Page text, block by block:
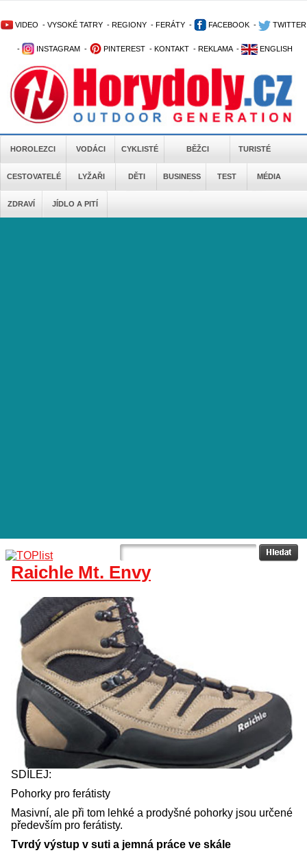
VIDEO - VYSOKÉ TATRY - REGIONY - FERÁTY - FACEBOOK - TWITTER
- INSTAGRAM - PINTEREST - KONTAKT - REKLAMA - ENGLISH
HOROLEZCI VODÁCI CYKLISTÉ BĚŽCI TURISTÉ
CESTOVATELÉ LYŽAŘI DĚTI BUSINESS TEST MÉDIA
ZDRAVÍ JÍDLO A PITÍ
Raichle Mt. Envy
SDÍLEJ:
Pohorky pro ferátisty
Masivní, ale při tom lehké a prodyšné pohorky jsou určené
především pro ferátisty.
Tvrdý výstup v suti a jemná práce ve skále